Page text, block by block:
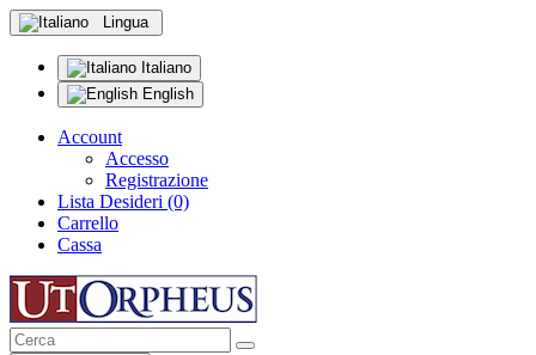
Lingua
Italiano
English
Account
Accesso
Registrazione
Lista Desideri (0)
Carrello
Cassa